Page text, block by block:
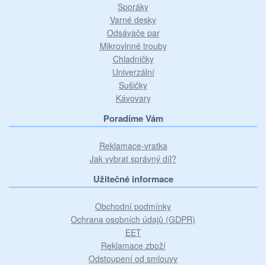
Sporáky
Varné desky
Odsávače par
Mikrovlnné trouby
Chladničky
Univerzální
Sušičky
Kávovary
Poradíme Vám
Reklamace-vratka
Jak vybrat správný díl?
Užitečné informace
Obchodní podmínky
Ochrana osobních údajů (GDPR)
EET
Reklamace zboží
Odstoupení od smlouvy